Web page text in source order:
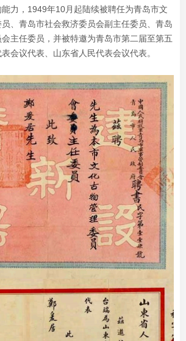
力，1949年10月起陆续被聘任为青岛市文
、青岛市社会救济委员会副主任委员、青岛
主任委员，并被特邀为青岛市第二届至第五
会议代表、山东省人民代表会议代表。